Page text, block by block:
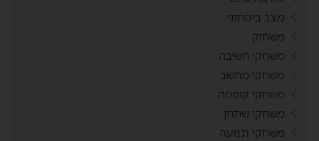
מצב ביטחוני
משחוק
משחקי חשיבה
משחקי מחשב
משחקי קופסה
משחקי שולחן
משחקי תנועה